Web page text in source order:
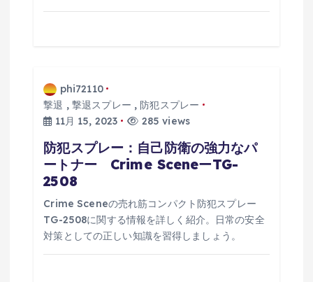
phi72110
撃退 , 撃退スプレー , 防犯スプレー
11月 15, 2023
285 views
防犯スプレー：自己防衛の強力なパ
ートナー Crime SceneーTG-
2508
Crime Sceneの売れ筋コンパクト防犯スプレー
TG-2508に関する情報を詳しく紹介。日常の安全
対策としての正しい知識を習得しましょう。